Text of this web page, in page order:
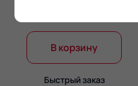
В корзину
Быстрый заказ